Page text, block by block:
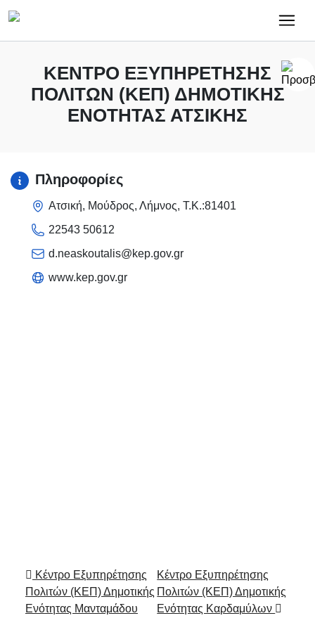
ΚΈΝΤΡΟ ΕΞΥΠΗΡΈΤΗΣΗΣ
ΠΟΛΙΤΏΝ (ΚΕΠ) ΔΗΜΟΤΙΚΉΣ
ΕΝΌΤΗΤΑΣ ΑΤΣΙΚΉΣ
Πληροφορίες
Ατσική, Μούδρος, Λήμνος, Τ.Κ.:81401
22543 50612
d.neaskoutalis@kep.gov.gr
www.kep.gov.gr
Πλοήγηση στα Άρθρα
Κέντρο Εξυπηρέτησης
Πολιτών (ΚΕΠ) Δημοτικής
Ενότητας Μανταμάδου
Κέντρο Εξυπηρέτησης
Πολιτών (ΚΕΠ) Δημοτικής
Ενότητας Καρδαμύλων